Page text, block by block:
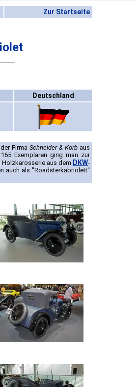
Zur Startseite
Deutschland
Firma Schneider & Korb aus
Exemplaren ging man zur
aus dem DKW-
auch als "Roadsterkabriolett"